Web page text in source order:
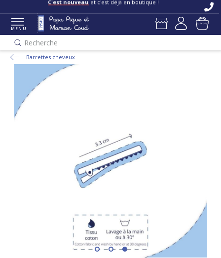
C'est nouveau et c'est déjà en boutique !
MENU
Recherche
Barrettes cheveux